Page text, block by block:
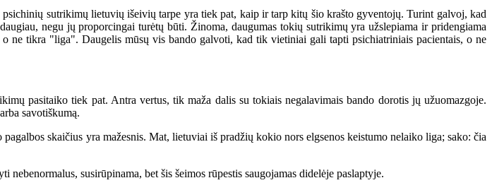
sutrikimų lietuvių išeivių tarpe yra tiek pat, kaip ir tarp kitų šio krašto gyventojų. Turint galvoj, kad
negu jų proporcingai turėtų būti. Žinoma, daugumas tokių sutrikimų yra užslepiama ir pridengiama
ne tikra "liga". Daugelis mūsų vis bando galvoti, kad tik vietiniai gali tapti psichiatriniais pacientais, o ne
pasitaiko tiek pat. Antra vertus, tik maža dalis su tokiais negalavimais bando dorotis jų užuomazgoje.
savotiškumą.
skaičius yra mažesnis. Mat, lietuviai iš pradžių kokio nors elgsenos keistumo nelaiko liga; sako: čia
susirūpinama, bet šis šeimos rūpestis saugojamas didelėje paslaptyje.